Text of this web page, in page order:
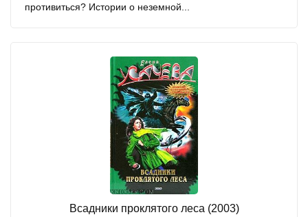
противиться? Истории о неземной...
Всадники проклятого леса (2003)